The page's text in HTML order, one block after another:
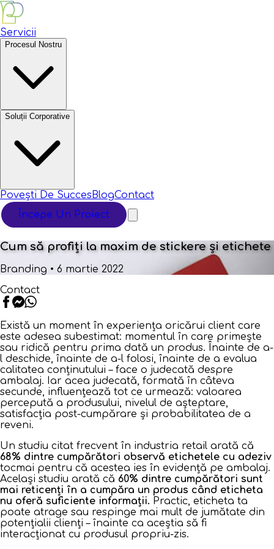
Servicii
Procesul Nostru
Soluții Corporative
Povești De Succes BlogContact
Începe Un Proiect
Cum să profiți la maxim de stickere și etichete
Branding • 6 martie 2022
Contact
Există un moment în experiența oricărui client care
este adesea subestimat: momentul în care primește
sau ridică pentru prima dată un produs. Înainte de a-
l deschide, înainte de a-l folosi, înainte de a evalua
calitatea conținutului – face o judecată despre
ambalaj. Iar acea judecată, formată în câteva
secunde, influențează tot ce urmează: valoarea
percepută a produsului, nivelul de așteptare,
satisfacția post-cumpărare și probabilitatea de a
reveni.
Un studiu citat frecvent în industria retail arată că
68% dintre cumpărători observă etichetele cu adeziv
tocmai pentru că acestea ies în evidență pe ambalaj.
Același studiu arată că 60% dintre cumpărători sunt
mai reticenți în a cumpăra un produs când eticheta
nu oferă suficiente informații. Practic, eticheta ta
poate atrage sau respinge mai mult de jumătate din
potențialii clienți – înainte ca aceștia să fi
interacționat cu produsul propriu-zis.